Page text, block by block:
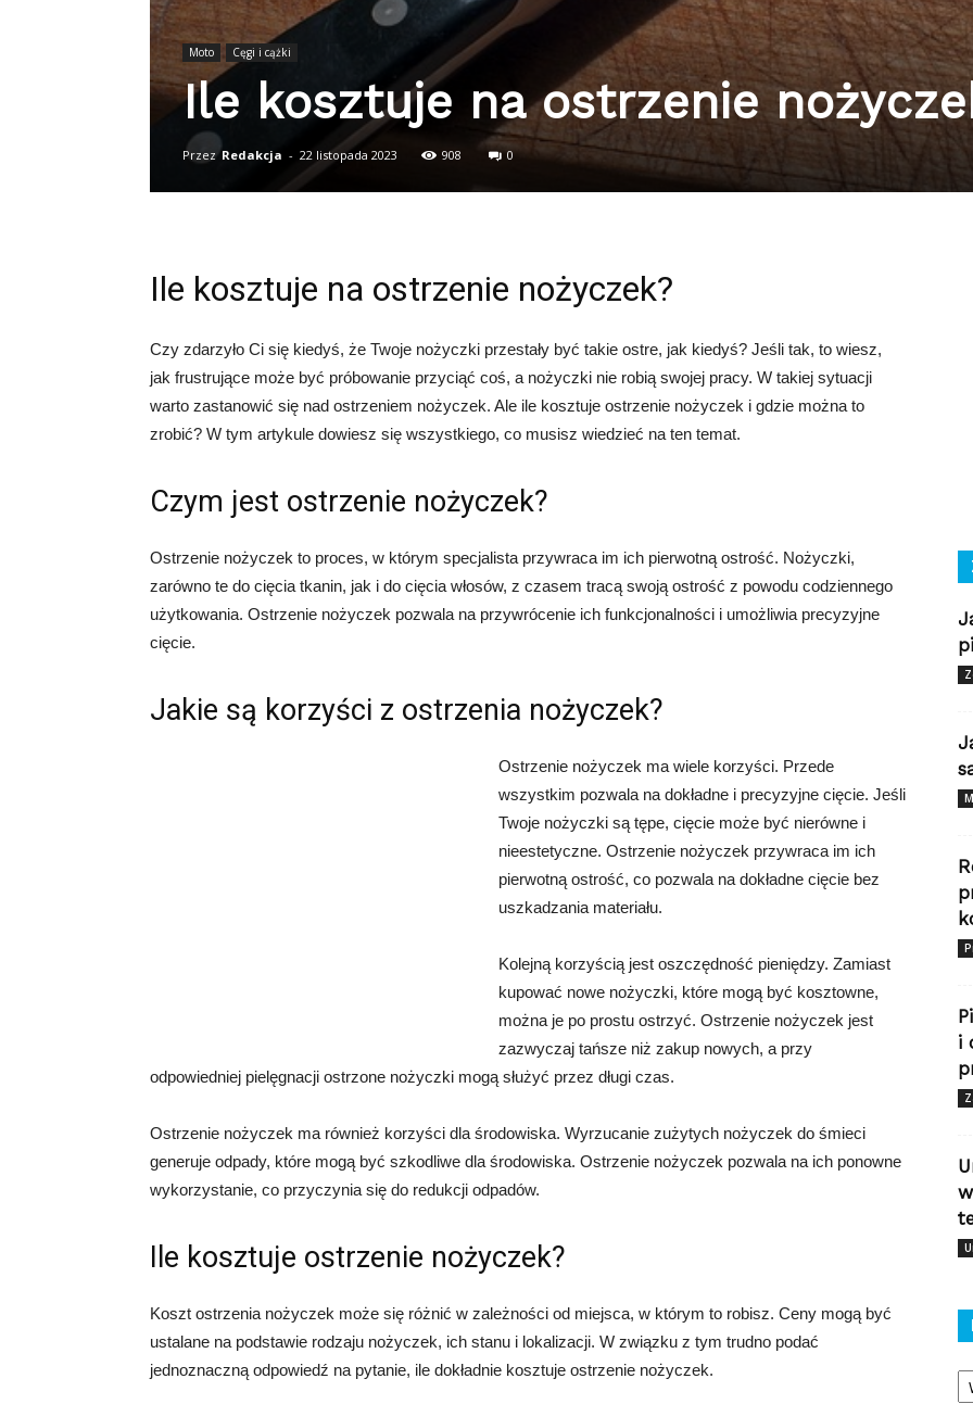
Moto Cęgi i cążki
Ile kosztuje na ostrzenie
Przez Redakcja - 22 listopada 2023 908 0
Ile kosztuje na ostrzenie nożyczek?
Czy zdarzyło Ci się kiedyś, że Twoje nożyczki przestały być takie ostre, jak kiedyś? Jeśli tak, to wiesz,
jak frustrujące może być próbowanie przyciąć coś, a nożyczki nie robią swojej pracy. W takiej sytuacji
warto zastanowić się nad ostrzeniem nożyczek. Ale ile kosztuje ostrzenie nożyczek i gdzie można to
zrobić? W tym artykule dowiesz się wszystkiego, co musisz wiedzieć na ten temat.
Czym jest ostrzenie nożyczek?
Ostrzenie nożyczek to proces, w którym specjalista przywraca im ich pierwotną ostrość. Nożyczki,
zarówno te do cięcia tkanin, jak i do cięcia włosów, z czasem tracą swoją ostrość z powodu codziennego
użytkowania. Ostrzenie nożyczek pozwala na przywrócenie ich funkcjonalności i umożliwia precyzyjne
cięcie.
Jakie są korzyści z ostrzenia nożyczek?
Ostrzenie nożyczek ma wiele korzyści. Przede
wszystkim pozwala na dokładne i precyzyjne cięcie. Jeśli
Twoje nożyczki są tępe, cięcie może być nierówne i
nieestetyczne. Ostrzenie nożyczek przywraca im ich
pierwotną ostrość, co pozwala na dokładne cięcie bez
uszkadzania materiału.
Kolejną korzyścią jest oszczędność pieniędzy. Zamiast
kupować nowe nożyczki, które mogą być kosztowne,
można je po prostu ostrzyć. Ostrzenie nożyczek jest
zazwyczaj tańsze niż zakup nowych, a przy
odpowiedniej pielęgnacji ostrzone nożyczki mogą służyć przez długi czas.
Ostrzenie nożyczek ma również korzyści dla środowiska. Wyrzucanie zużytych nożyczek do śmieci
generuje odpady, które mogą być szkodliwe dla środowiska. Ostrzenie nożyczek pozwala na ich ponowne
wykorzystanie, co przyczynia się do redukcji odpadów.
Ile kosztuje ostrzenie nożyczek?
Koszt ostrzenia nożyczek może się różnić w zależności od miejsca, w którym to robisz. Ceny mogą być
ustalane na podstawie rodzaju nożyczek, ich stanu i lokalizacji. W związku z tym trudno podać
jednoznaczną odpowiedź na pytanie, ile dokładnie kosztuje ostrzenie nożyczek.
i